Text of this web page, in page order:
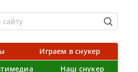
Играем в снукер
Наш снукер